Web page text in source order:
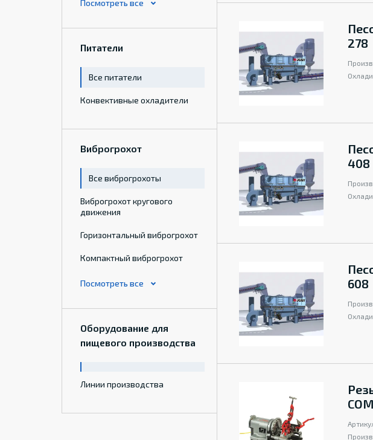
Питатели
Все питатели
Конвективные охладители
Виброгрохот
Все виброгрохоты
Виброгрохот кругового
движения
Горизонтальный виброгрохот
Компактный виброгрохот
Оборудование для
пищевого производства
Линии производства
278
408
608